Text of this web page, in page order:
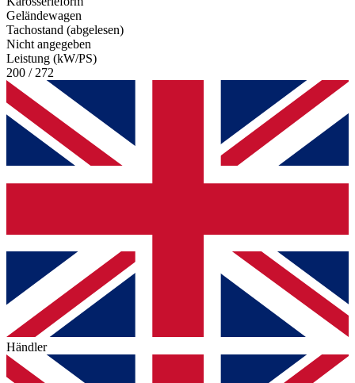
Geländewagen
Tachostand (abgelesen)
Nicht angegeben
Leistung (kW/PS)
200 / 272
Händler